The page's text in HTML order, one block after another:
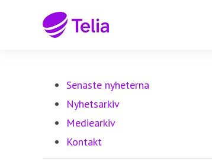
Senaste nyheterna
Nyhetsarkiv
Mediearkiv
Kontakt